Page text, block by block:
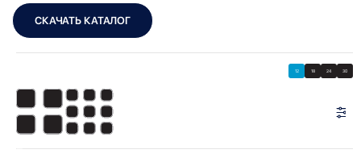
СКАЧАТЬ КАТАЛОГ
12 18 24 30
Показать: